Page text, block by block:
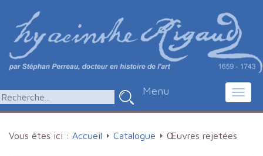
Menu
Vous êtes ici : Accueil Catalogue Œuvres rejetées